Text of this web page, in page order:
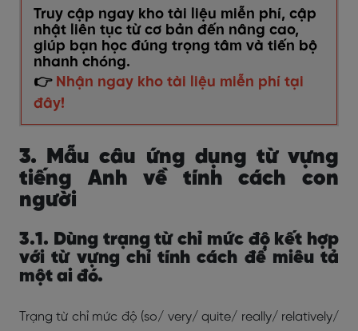
Truy cập ngay kho tài liệu miễn phí, cập
nhật liên tục từ cơ bản đến nâng cao,
giúp bạn học đúng trọng tâm và tiến bộ
nhanh chóng.
👉 Nhận ngay kho tài liệu miễn phí tại
đây!
3. Mẫu câu ứng dụng từ vựng
tiếng Anh về tính cách con
người
3.1. Dùng trạng từ chỉ mức độ kết hợp
với từ vựng chỉ tính cách để miêu tả
một ai đó.
Trạng từ chỉ mức độ (so/ very/ quite/ really/ relatively/